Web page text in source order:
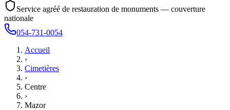
Service agréé de restauration de monuments — couverture
nationale
054-731-0054
Accueil
›
Cimetières
›
Centre
›
Mazor